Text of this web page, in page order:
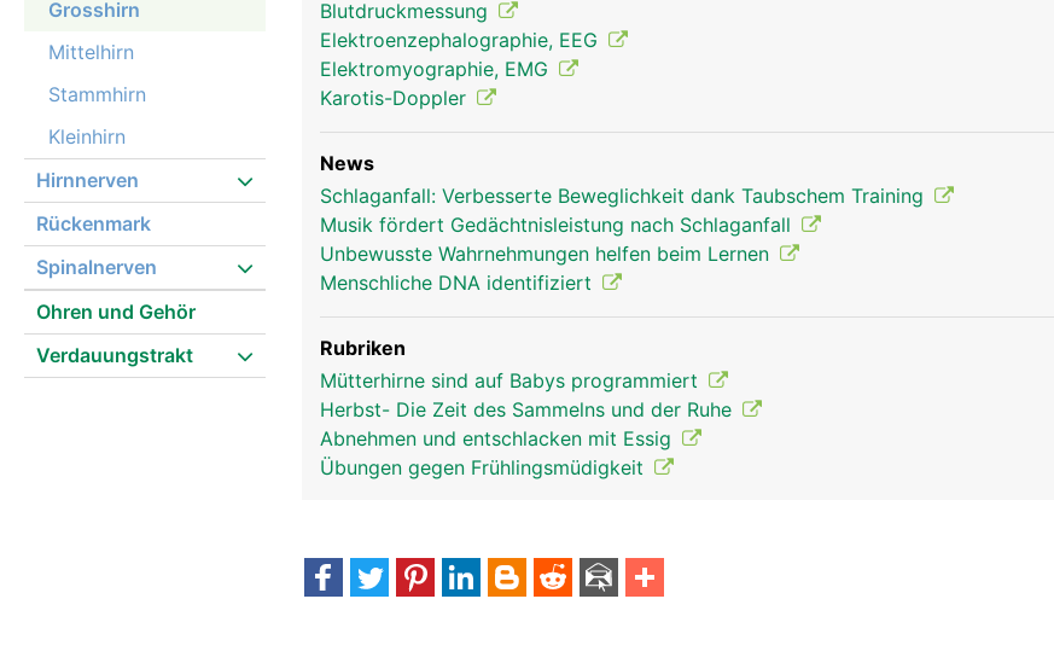
Grosshirn
Mittelhirn
Stammhirn
Kleinhirn
Hirnnerven
Rückenmark
Spinalnerven
Ohren und Gehör
Verdauungstrakt
Grosshirn Frau Grosshirn Mann
Blutdruckmessung
Elektroenzephalographie, EEG
Elektromyographie, EMG
Karotis-Doppler
News
Schlaganfall: Verbesserte Beweglichkeit dank Taubschem Training
Musik fördert Gedächtnisleistung nach Schlaganfall
Unbewusste Wahrnehmungen helfen beim Lernen
Menschliche DNA identifiziert
Rubriken
Mütterhirne sind auf Babys programmiert
Herbst- Die Zeit des Sammelns und der Ruhe
Abnehmen und entschlacken mit Essig
Übungen gegen Frühlingsmüdigkeit